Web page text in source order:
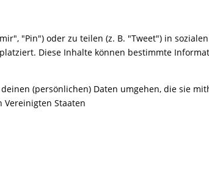
"Pin") oder zu teilen (z. B. "Tweet") in
Diese Inhalte können bestimmte
(persönlichen) Daten umgehen, die sie
Staaten